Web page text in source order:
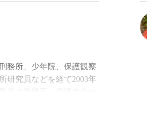
務所、少年院、保護観察
研究員などを経て2003年
刑務所の風景』など。